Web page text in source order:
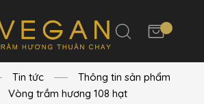
Tin tức
Thông tin sản phẩm
Vòng trầm hương 108 hạt